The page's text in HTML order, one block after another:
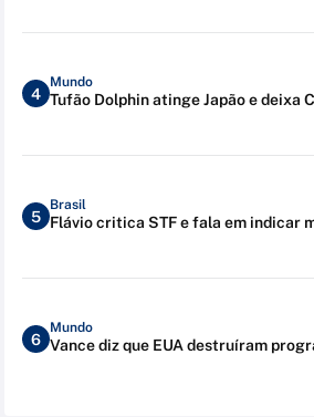
4
Mundo
Tufão Dolphin atinge Japão e deixa
5
Brasil
Flávio critica STF e fala em indicar
6
Mundo
Vance diz que EUA destruíram